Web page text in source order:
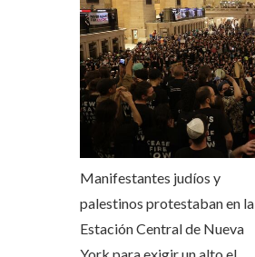
Manifestantes judíos y
palestinos protestaban en la
Estación Central de Nueva